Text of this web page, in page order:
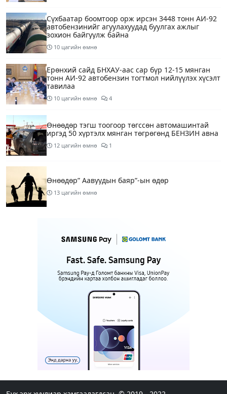
Сүхбаатар боомтоор орж ирсэн 3448 тонн АИ-92
автобензинийг агуулахуудад буулгах ажлыг
зохион байгуулж байна
10 цагийн өмнө
Ерөнхий сайд БНХАУ-аас сар бүр 12-15 мянган
тонн АИ-92 автобензин тогтмол нийлүүлэх хүсэлт
тавилаа
10 цагийн өмнө 4
Өнөөдөр тэгш тоогоор төгссөн автомашинтай
иргэд 50 хүртэлх мянган төгрөгөнд БЕНЗИН авна
12 цагийн өмнө 1
Өнөөдөр” Аавуудын баяр”-ын өдөр
13 цагийн өмнө
Улаанбаатарт 31 хэм дулаан байна
15 цагийн өмнө
МАРГААШ: Улаанбаатарт 31 хэм дулаан байна
1 өдрийн өмнө
Шатахуун дамлан борлуулсан хоёр зөрчлийг
илрүүлэн шалгаж байна
1 өдрийн өмнө 3
Энэ сарын 9-13-ныг хүртэлх цаг агаарын